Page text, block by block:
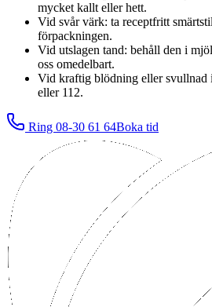
mycket kallt eller hett.
Vid svår värk: ta receptfritt
förpackningen.
Vid utslagen tand: behåll den i
oss omedelbart.
Vid kraftig blödning eller svullnad
eller 112.
Ring 08-30 61 64Boka tid